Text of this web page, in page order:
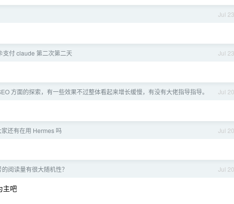
Jul 23
Jul 23
支付 claude 第二次第二天
Jul 20
方面的探索，有一些效果不过整体看起来增长缓慢，有没有大佬指导指导。
Jul 20
家还有在用 Hermes 吗
Jul 20
阅读量有很大随机性？
主吧